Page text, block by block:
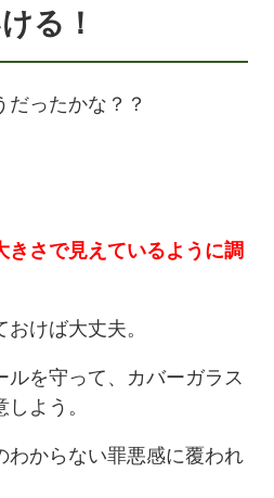
る！
ったかな？？
きさで見えているように調
けば大丈夫。
を守って、カバーガラス
よう。
わからない罪悪感に覆われ